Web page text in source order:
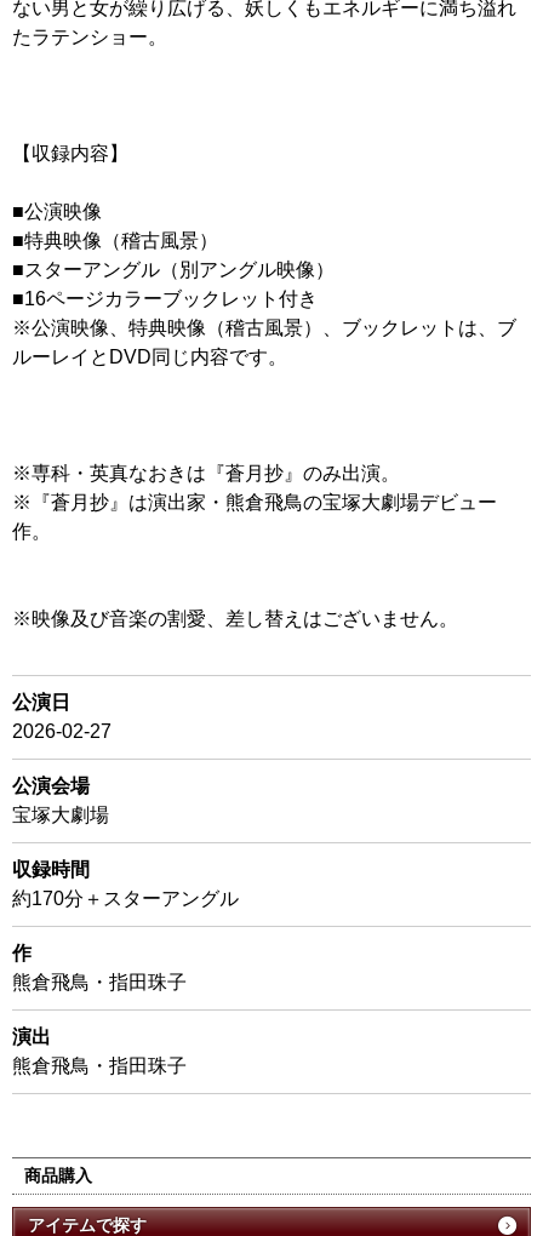
ない男と女が繰り広げる、妖しくもエネルギーに満ち溢れ
たラテンショー。
【収録内容】
■公演映像
■特典映像（稽古風景）
■スターアングル（別アングル映像）
■16ページカラーブックレット付き
※公演映像、特典映像（稽古風景）、ブックレットは、ブ
ルーレイとDVD同じ内容です。
※専科・英真なおきは『蒼月抄』のみ出演。
※『蒼月抄』は演出家・熊倉飛鳥の宝塚大劇場デビュー
作。
※映像及び音楽の割愛、差し替えはございません。
公演日
2026-02-27
公演会場
宝塚大劇場
収録時間
約170分＋スターアングル
作
熊倉飛鳥・指田珠子
演出
熊倉飛鳥・指田珠子
商品購入
アイテムで探す